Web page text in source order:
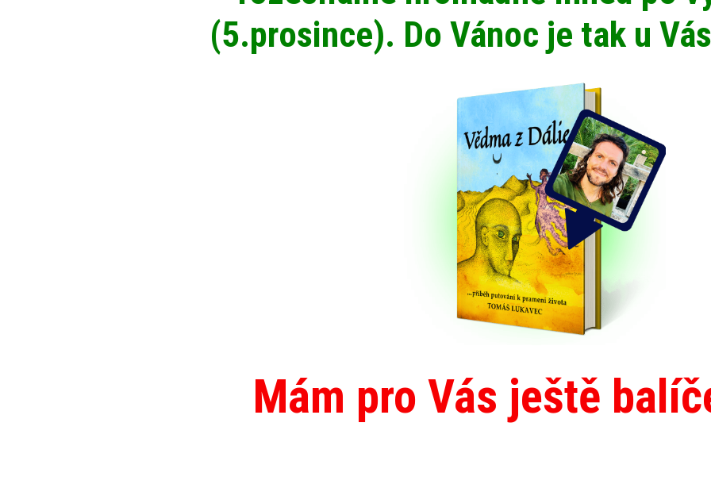
(5.prosince). Do Vánoc je tak u
Mám pro Vás ještě